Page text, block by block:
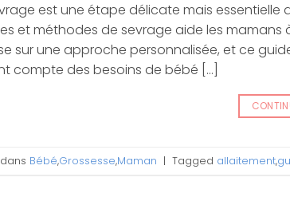
est une étape délicate mais
et méthodes de sevrage aide les mamans
sur une approche personnalisée, et ce
compte des besoins de bébé […]
Bébé,Grossesse,Maman | Tagged allaitement,